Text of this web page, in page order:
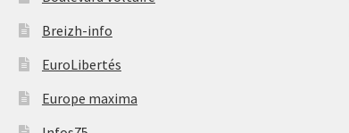
Breizh-info
EuroLibertés
Europe maxima